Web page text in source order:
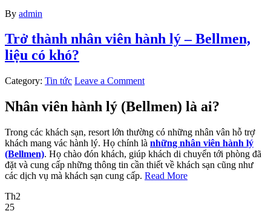
By admin
Trở thành nhân viên hành lý – Bellmen,
liệu có khó?
Category: Tin tức Leave a Comment
Nhân viên hành lý (Bellmen) là ai?
Trong các khách sạn, resort lớn thường có những nhân vân hỗ trợ
khách mang vác hành lý. Họ chính là những nhân viên hành lý
(Bellmen). Họ chào đón khách, giúp khách di chuyển tới phòng đã
đặt và cung cấp những thông tin cần thiết về khách sạn cũng như
các dịch vụ mà khách sạn cung cấp. Read More
Th2
25